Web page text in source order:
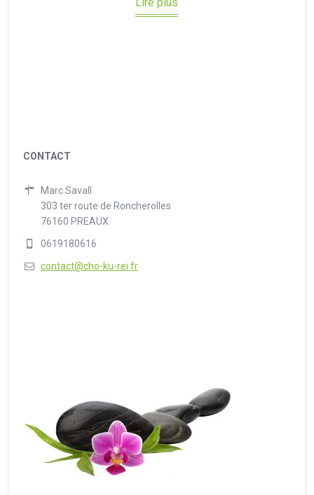
CONTACT
Marc Savall
303 ter route de Roncherolles
76160 PREAUX
0619180616
contact@cho-ku-rei.fr